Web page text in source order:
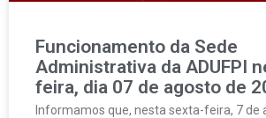
Funcionamento da Sede
Administrativa da ADUFPI
feira, dia 07 de agosto de
Informamos que, nesta sexta-feira, 7 de